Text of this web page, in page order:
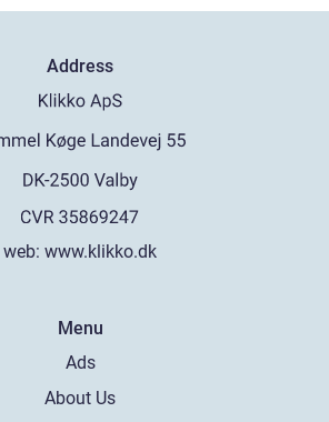
Address
web: www.klikko.dk
Menu
Ads
About Us